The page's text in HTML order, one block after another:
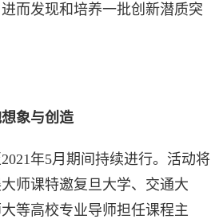
而发现和培养一批创新潜质突
象与创造
年5月期间持续进行。活动将
师课特邀复旦大学、交通大
等高校专业导师担任课程主